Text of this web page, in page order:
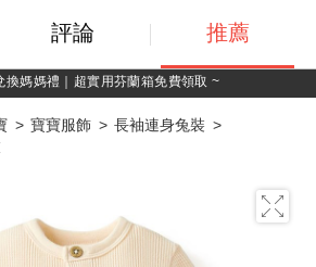
好友，500購物金立即折！
寶寶服飾
長袖連身兔裝
評論 推薦